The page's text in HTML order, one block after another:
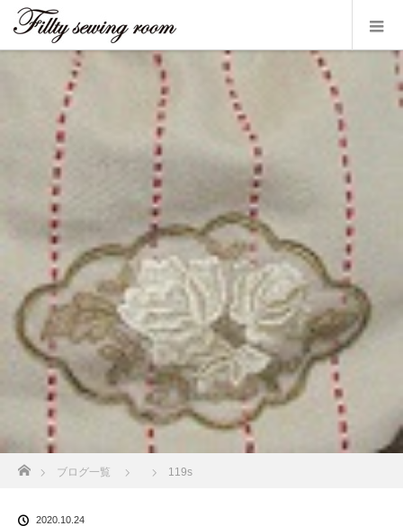
ブログ一覧 119s
2020.10.24